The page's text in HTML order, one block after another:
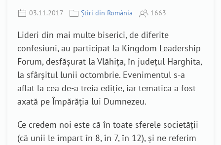
03.11.2017 Știri din România 1663
Lideri din mai multe biserici, de diferite
confesiuni, au participat la Kingdom Leadership
Forum, desfășurat la Vlăhița, în județul Harghita,
la sfârșitul lunii octombrie. Evenimentul s-a
aflat la cea de-a treia ediție, iar tematica a fost
axată pe Împărăția lui Dumnezeu.
Ce credem noi este că în toate sferele societății
(că unii le împart în 8, în 7, în 12), și ne referim